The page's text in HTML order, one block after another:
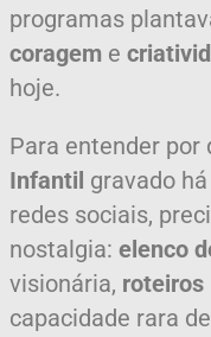
programas
coragem e
hoje.
Para entender por
Infantil gravado
redes sociais,
nostalgia: elenco
visionária, roteiros
capacidade rara